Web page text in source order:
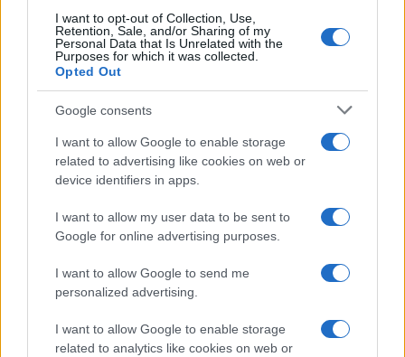
I want to opt-out of Collection, Use,
Retention, Sale, and/or Sharing of my
Personal Data that Is Unrelated with the
Purposes for which it was collected.
Opted Out
Google consents
I want to allow Google to enable storage
related to advertising like cookies on web or
device identifiers in apps.
I want to allow my user data to be sent to
Google for online advertising purposes.
I want to allow Google to send me
personalized advertising.
I want to allow Google to enable storage
related to analytics like cookies on web or
3. Από τονΟΑΕΔ θα γίνουν οι εξής καταβολές:
– 22 εκατ. ευρώ σε 58.000 δικαιούχους για καταβολή
επιδομάτων ανεργίας και λοιπών